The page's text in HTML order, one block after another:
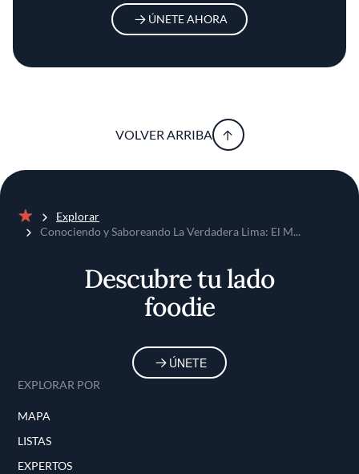
ÚNETE AHORA
VOLVER ARRIBA
Inicio
Explorar
Conociendo y Saboreando La Verdadera Lima: El M...
Descubre tu lado
foodie
ÚNETE
EXPLORAR POR
MAPA
LISTAS
EXPERTOS